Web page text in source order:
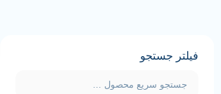
فیلتر جستجو